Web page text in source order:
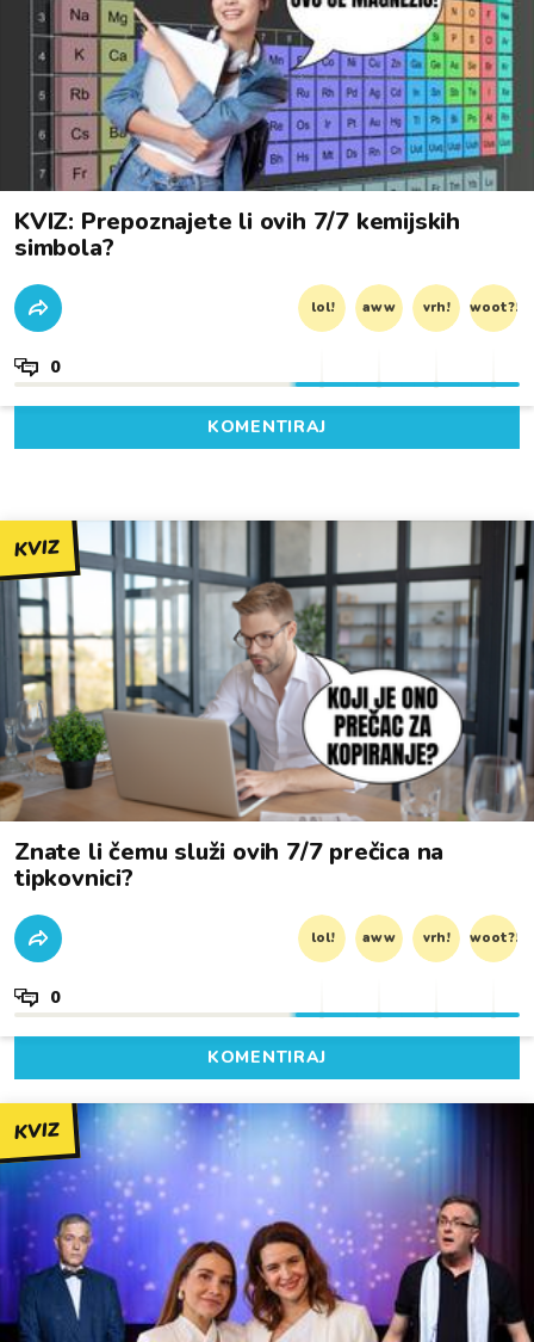
KVIZ: Prepoznajete li ovih 7/7 kemijskih
simbola?
lol! aww vrh! woot?!
0
KOMENTIRAJ
KVIZ
Znate li čemu služi ovih 7/7 prečica na
tipkovnici?
lol! aww vrh! woot?!
0
KOMENTIRAJ
KVIZ